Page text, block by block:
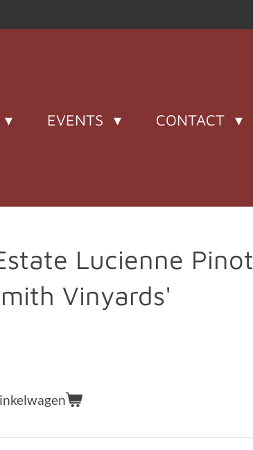
EVENTS
CONTACT
Lucienne Pinot
Vinyards'